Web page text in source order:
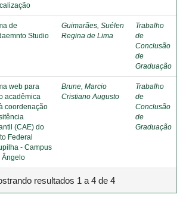
de
Studio
Guimarães, Suélen
Regina de Lima
Trabalho
de
Conclusão
de
Graduação
web para
acadêmica
coordenação
(CAE) do
Federal
- Campus
Ângelo
Brune, Marcio
Cristiano Augusto
Trabalho
de
Conclusão
de
Graduação
resultados 1 a 4 de 4